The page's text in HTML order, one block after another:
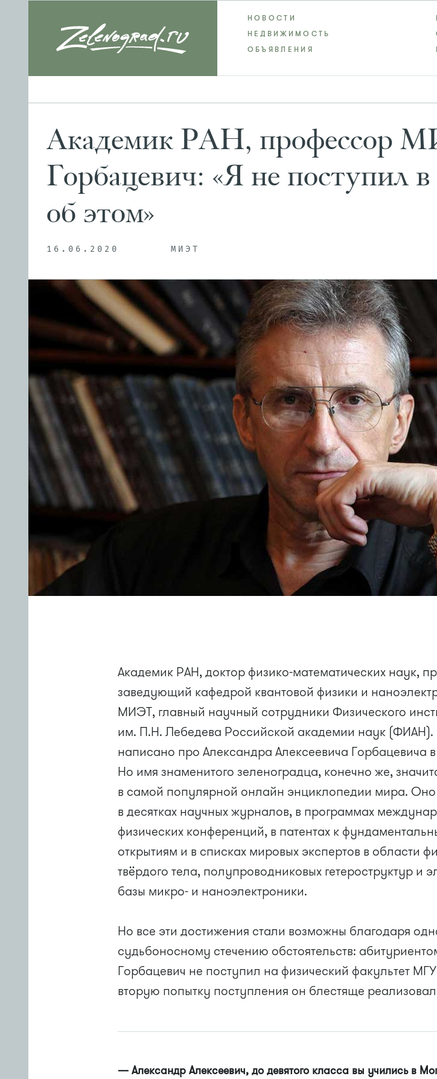
НОВОСТИ
НЕДВИЖИМОСТЬ
ОБЪЯВЛЕНИЯ
Академик РАН, профессор
Горбацевич: «Я не поступил
об этом»
16.06.2020 МИЭТ
Академик РАН, доктор физико-математических наук,
заведующий кафедрой квантовой физики и
МИЭТ, главный научный сотрудники Физического
им. П.Н. Лебедева Российской академии наук (ФИАН).
написано про Александра Алексеевича Горбацевича
Но имя знаменитого зеленоградца, конечно же,
в самой популярной онлайн энциклопедии мира. Оно
в десятках научных журналов, в программах
физических конференций, в патентах к
открытиям и в списках мировых экспертов в области
твёрдого тела, полупроводниковых гетероструктур и
базы микро- и наноэлектроники.
Но все эти достижения стали возможны благодаря
судьбоносному стечению обстоятельств:
Горбацевич не поступил на физический факультет
вторую попытку поступления он блестяще
— Александр Алексеевич, до девятого класса вы учились в